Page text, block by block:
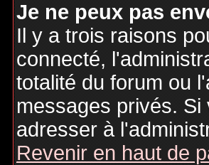
Je ne peux pas
Il y a trois raisons
connecté,
totalité du forum ou
messages privés.
adresser à
Revenir en haut de